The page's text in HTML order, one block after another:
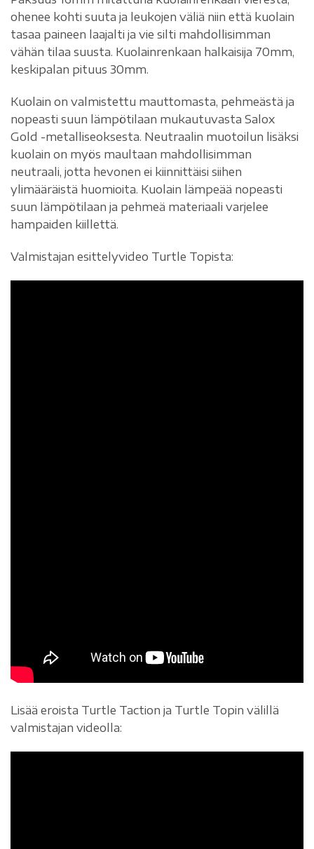
ohenee kohti suuta ja leukojen väliä niin että kuolain
tasaa paineen laajalti ja vie silti mahdollisimman
vähän tilaa suusta. Kuolainrenkaan halkaisija 70mm,
keskipalan pituus 30mm.
Kuolain on valmistettu mauttomasta, pehmeästä ja
nopeasti suun lämpötilaan mukautuvasta Salox
Gold -metalliseoksesta. Neutraalin muotoilun lisäksi
kuolain on myös maultaan mahdollisimman
neutraali, jotta hevonen ei kiinnittäisi siihen
ylimääräistä huomioita. Kuolain lämpeää nopeasti
suun lämpötilaan ja pehmeä materiaali varjelee
hampaiden kiillettä.
Valmistajan esittelyvideo Turtle Topista:
Lisää eroista Turtle Taction ja Turtle Topin välillä
valmistajan videolla: